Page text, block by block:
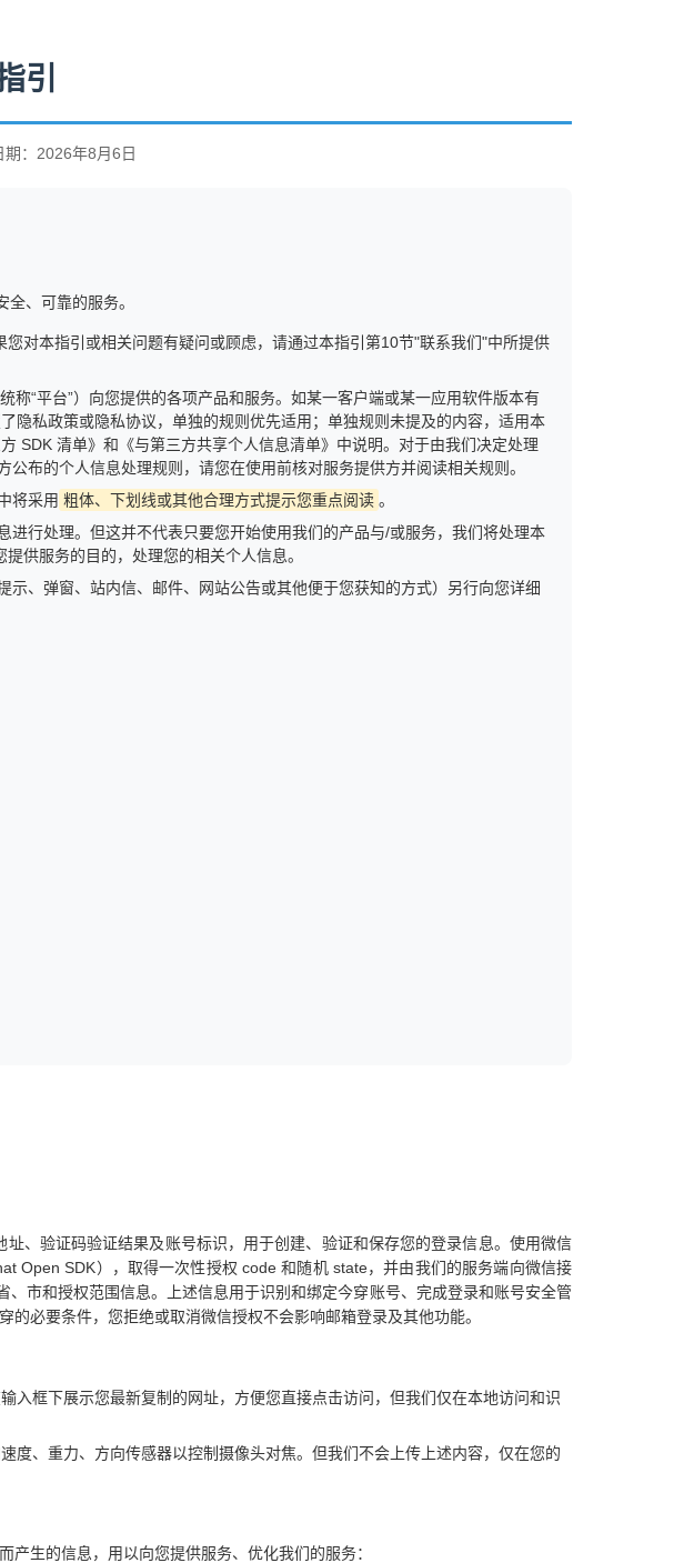
引
：2026年8月6日
、可靠的服务。
对本指引或相关问题有疑问或顾虑，请通过本指引第10节"联系我们"中所提供
“平台”）向您提供的各项产品和服务。如某一客户端或某一应用软件版本有
隐私政策或隐私协议，单独的规则优先适用；单独规则未提及的内容，适用本
SDK 清单》和《与第三方共享个人信息清单》中说明。对于由我们决定处理
布的个人信息处理规则，请您在使用前核对服务提供方并阅读相关规则。
将采用 粗体、下划线或其他合理方式提示您重点阅读 。
行处理。但这并不代表只要您开始使用我们的产品与/或服务，我们将处理本
供服务的目的，处理您的相关个人信息。
、弹窗、站内信、邮件、网站公告或其他便于您获知的方式）另行向您详细
、验证码验证结果及账号标识，用于创建、验证和保存您的登录信息。使用微信
Open SDK），取得一次性授权 code 和随机 state，并由我们的服务端向微信接
市和授权范围信息。上述信息用于识别和绑定今穿账号、完成登录和账号安全管
必要条件，您拒绝或取消微信授权不会影响邮箱登录及其他功能。
入框下展示您最新复制的网址，方便您直接点击访问，但我们仅在本地访问和识
度、重力、方向传感器以控制摄像头对焦。但我们不会上传上述内容，仅在您的
生的信息，用以向您提供服务、优化我们的服务：